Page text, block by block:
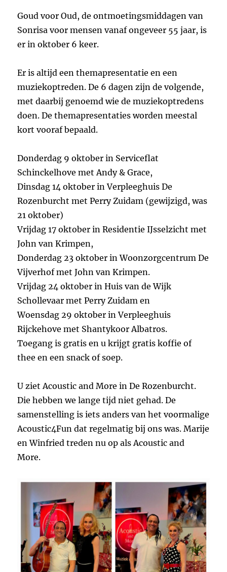
Goud voor Oud, de ontmoetingsmiddagen van
Sonrisa voor mensen vanaf ongeveer 55 jaar, is
er in oktober 6 keer.
Er is altijd een themapresentatie en een
muziekoptreden. De 6 dagen zijn de volgende,
met daarbij genoemd wie de muziekoptredens
doen. De themapresentaties worden meestal
kort vooraf bepaald.
Donderdag 9 oktober in Serviceflat
Schinckelhove met Andy & Grace,
Dinsdag 14 oktober in Verpleeghuis De
Rozenburcht met Perry Zuidam (gewijzigd, was
21 oktober)
Vrijdag 17 oktober in Residentie IJsselzicht met
John van Krimpen,
Donderdag 23 oktober in Woonzorgcentrum De
Vijverhof met John van Krimpen.
Vrijdag 24 oktober in Huis van de Wijk
Schollevaar met Perry Zuidam en
Woensdag 29 oktober in Verpleeghuis
Rijckehove met Shantykoor Albatros.
Toegang is gratis en u krijgt gratis koffie of
thee en een snack of soep.
U ziet Acoustic and More in De Rozenburcht.
Die hebben we lange tijd niet gehad. De
samenstelling is iets anders van het voormalige
Acoustic4Fun dat regelmatig bij ons was. Marije
en Winfried treden nu op als Acoustic and
More.